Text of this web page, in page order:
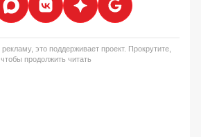
это поддерживает проект. Прокрутите,
чтобы продолжить читать